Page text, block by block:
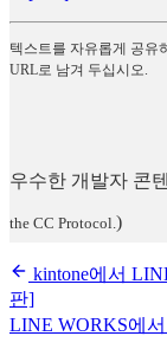
텍스트를 자유롭게 공유
URL로 남겨 두십시오.
우수한 개발자 콘
the CC Protocol. )
kintone에서
판]
LINE WORKS에